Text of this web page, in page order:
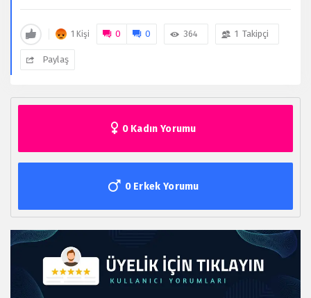
1 Kişi 0 0 364 1 Takipçi
Paylaş
0 Kadın Yorumu
0 Erkek Yorumu